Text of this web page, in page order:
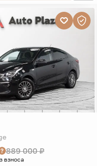
889 000 ₽
взноса